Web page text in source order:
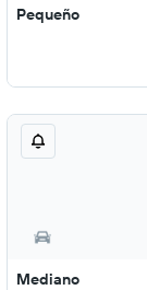
Pequeño
Mediano